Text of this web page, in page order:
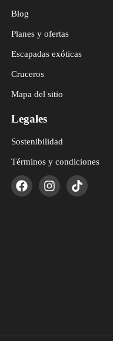
Blog
Planes y ofertas
Escapadas exóticas
Cruceros
Mapa del sitio
Legales
Sostenibilidad
Términos y condiciones